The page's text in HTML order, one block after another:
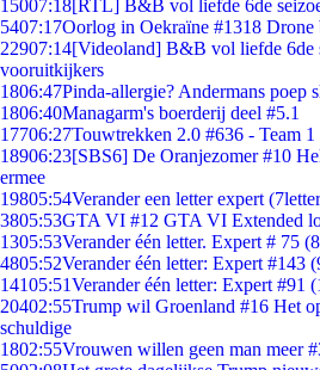
15007:18[RTL] B&B vol liefde 6de
5407:17Oorlog in Oekraïne #1318 Drone
22907:14[Videoland] B&B vol liefde 6de
vooruitkijkers
1806:47Pinda-allergie? Andermans poep
1806:40Managarm's boerderij deel #5.1
17706:27Touwtrekken 2.0 #636 - Team
18906:23[SBS6] De Oranjezomer #10
ermee
19805:54Verander een letter expert
3805:53GTA VI #12 GTA VI Extended
1305:53Verander één letter. Expert # 75
4805:52Verander één letter: Expert #143
14105:51Verander één letter: Expert #91
20402:55Trump wil Groenland #16 Het
schuldige
1802:55Vrouwen willen geen man meer